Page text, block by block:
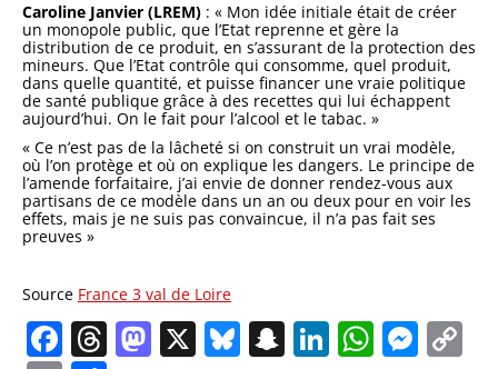
Caroline Janvier (LREM) : « Mon idée initiale était de créer
un monopole public, que l’Etat reprenne et gère la
distribution de ce produit, en s’assurant de la protection des
mineurs. Que l’Etat contrôle qui consomme, quel produit,
dans quelle quantité, et puisse financer une vraie politique
de santé publique grâce à des recettes qui lui échappent
aujourd’hui. On le fait pour l’alcool et le tabac. »
« Ce n’est pas de la lâcheté si on construit un vrai modèle,
où l’on protège et où on explique les dangers. Le principe de
l’amende forfaitaire, j’ai envie de donner rendez-vous aux
partisans de ce modèle dans un an ou deux pour en voir les
effets, mais je ne suis pas convaincue, il n’a pas fait ses
preuves »
Source France 3 val de Loire
Facebook
Threads
Mastodon
X Bluesky
Snapchat
LinkedIn